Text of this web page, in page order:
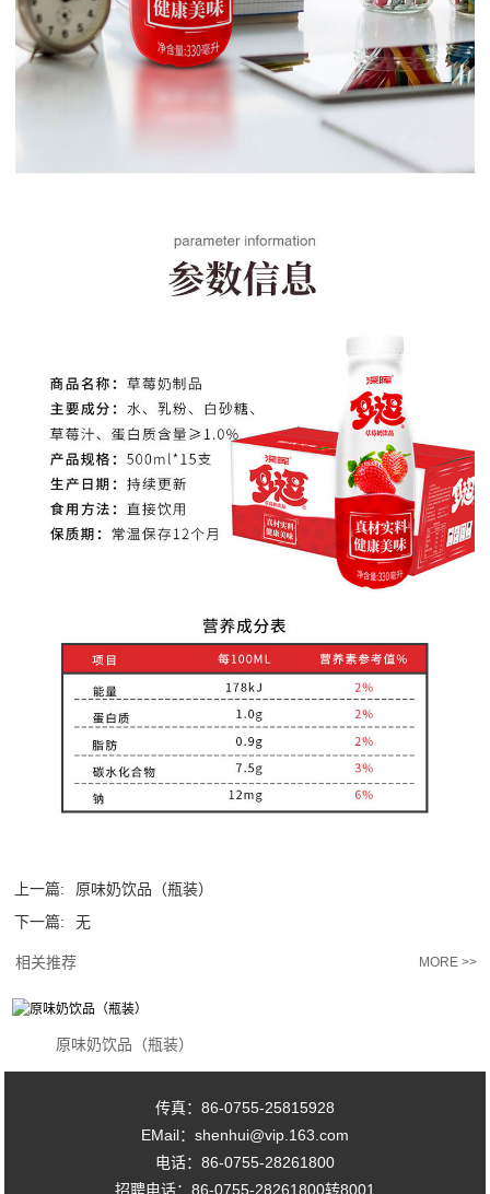
上一篇:
原味奶饮品（瓶装）
下一篇:
无
相关推荐 MORE >>
原味奶饮品（瓶装）
传真：86-0755-25815928
EMail：shenhui@vip.163.com
电话：86-0755-28261800
招聘电话：86-0755-28261800转8001